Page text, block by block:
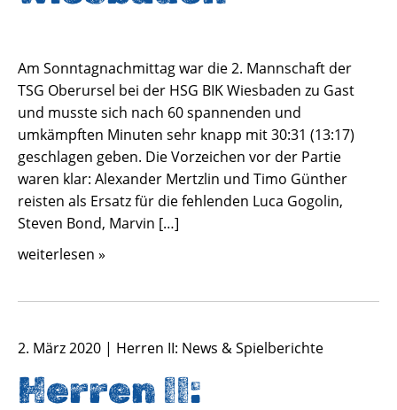
Am Sonntagnachmittag war die 2. Mannschaft der
TSG Oberursel bei der HSG BIK Wiesbaden zu Gast
und musste sich nach 60 spannenden und
umkämpften Minuten sehr knapp mit 30:31 (13:17)
geschlagen geben. Die Vorzeichen vor der Partie
waren klar: Alexander Mertzlin und Timo Günther
reisten als Ersatz für die fehlenden Luca Gogolin,
Steven Bond, Marvin […]
weiterlesen »
2. März 2020 | Herren II: News & Spielberichte
Herren II: